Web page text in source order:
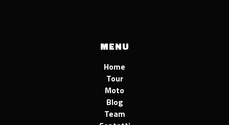
MENU
Home
Tour
Moto
Blog
Team